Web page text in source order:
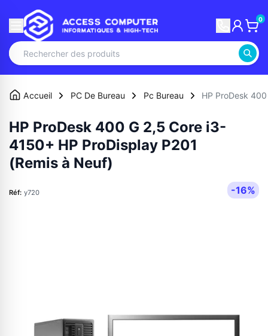
0
Accueil PC De Bureau Pc Bureau HP ProDesk
HP ProDesk 400 G 2,5 Core i3-
4150+ HP ProDisplay P201
(Remis à Neuf)
Réf: y720 -16%